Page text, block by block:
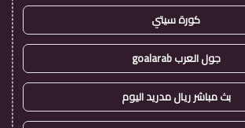
كورة سيتي
جول العرب goalarab
بث مباشر ريال مدريد اليوم